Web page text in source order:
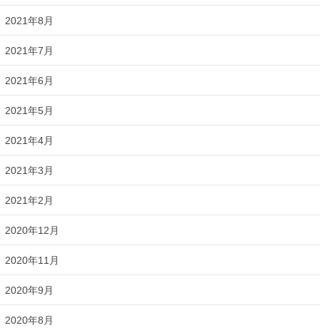
2021年8月
2021年7月
2021年6月
2021年5月
2021年4月
2021年3月
2021年2月
2020年12月
2020年11月
2020年9月
2020年8月